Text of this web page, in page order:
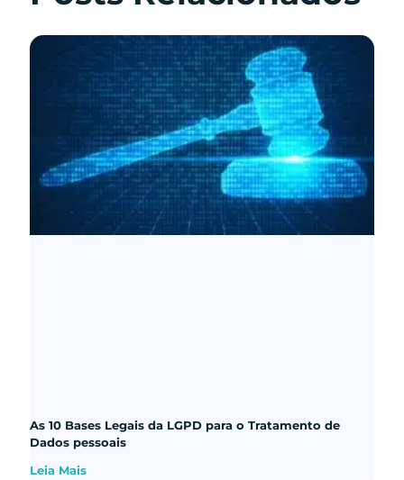
As 10 Bases Legais da LGPD para o Tratamento de
Dados pessoais
Leia Mais